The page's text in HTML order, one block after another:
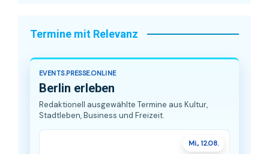
Termine mit Relevanz
EVENTS.PRESSE.ONLINE
Berlin erleben
Redaktionell ausgewählte Termine aus Kultur,
Stadtleben, Business und Freizeit.
Mi., 12.08.